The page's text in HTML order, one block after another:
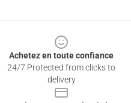
Achetez en toute confiance
24/7 Protected from clicks to
delivery